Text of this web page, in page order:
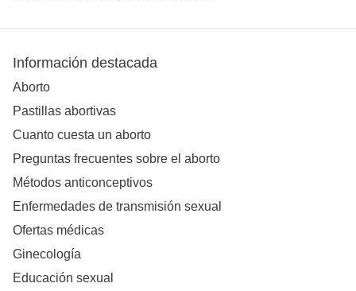
Información destacada
Aborto
Pastillas abortivas
Cuanto cuesta un aborto
Preguntas frecuentes sobre el aborto
Métodos anticonceptivos
Enfermedades de transmisión sexual
Ofertas médicas
Ginecología
Educación sexual